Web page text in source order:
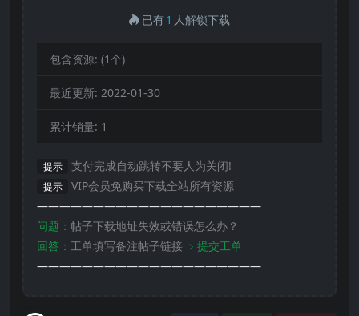
已有1 人解锁下载
包含资源: (1个)
最近更新: 2022-01-30
累计销量: 1
提示 支付完成自动跳转不要人为关闭!
提示
VIP会员免购买下载全站所有资源
————————————————————
问题： 帖子下载地址失效或错误怎么办？
回答： 工单填写备注帖子链接 ﹥提交工单
————————————————————